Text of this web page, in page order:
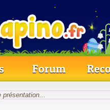
Forum
présentation...